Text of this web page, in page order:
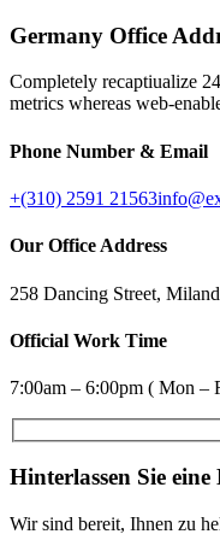
Germany Office
Completely recaptiualize
metrics whereas web-
Phone Number & Email
+(310) 2591 21563
Our Office Address
258 Dancing Street,
Official Work Time
7:00am – 6:00pm ( Mon –
Hinterlassen Sie
Wir sind bereit, Ihnen zu